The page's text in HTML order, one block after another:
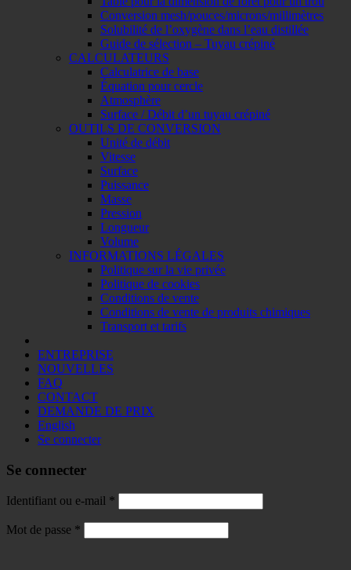
Conversion mesh/pouces/microns/millimètres
Solubilité de l’oxygène dans l’eau distillée
Guide de sélection – Tuyau crépiné
CALCULATEURS
Calculatrice de base
Équation pour cercle
Atmosphère
Surface / Débit d’un tuyau crépiné
OUTILS DE CONVERSION
Unité de débit
Vitesse
Surface
Puissance
Masse
Pression
Longueur
Volume
INFORMATIONS LÉGALES
Politique sur la vie privée
Politique de cookies
Conditions de vente
Conditions de vente de produits chimiques
Transport et tarifs
ENTREPRISE
NOUVELLES
FAQ
CONTACT
DEMANDE DE PRIX
English
Se connecter
Se connecter
Identifiant ou e-mail *
Mot de passe *